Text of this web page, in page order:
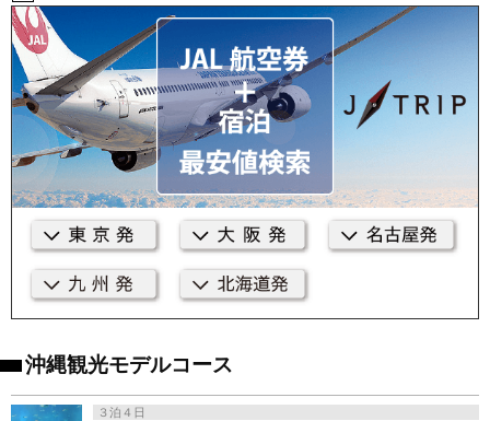
沖縄観光モデルコース
３泊４日